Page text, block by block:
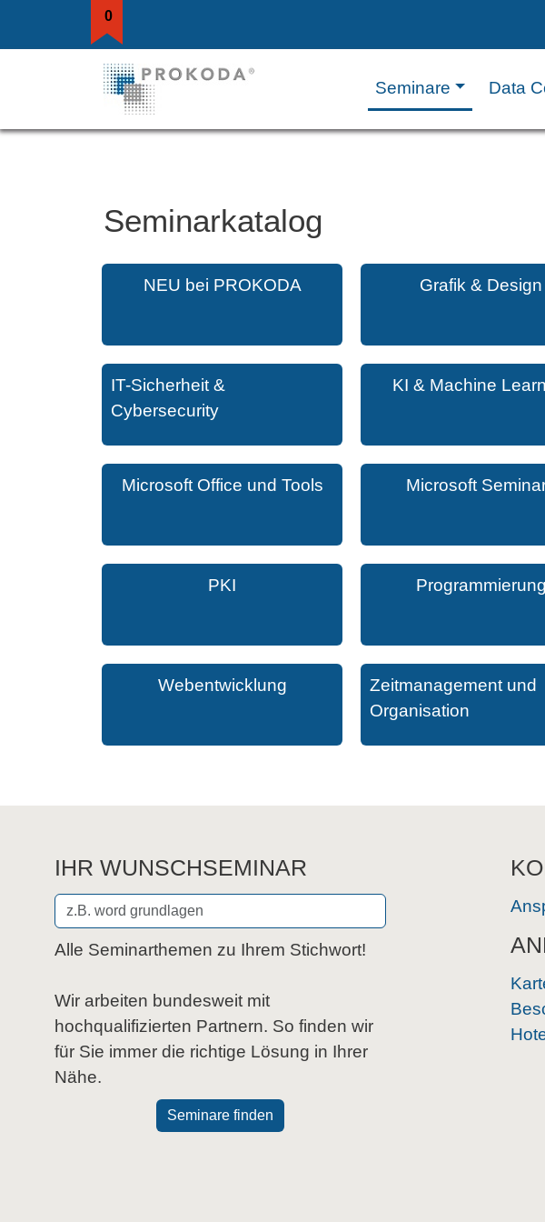
0
Seminare Data
Seminarkatalog
NEU bei PROKODA Grafik & Design
IT-Sicherheit &
Cybersecurity
KI & Machine
Microsoft Office und Tools Microsoft
PKI Programmierung
Webentwicklung
Zeitmanagement und
Organisation
IHR WUNSCHSEMINAR
Alle Seminarthemen zu Ihrem Stichwort!
Wir arbeiten bundesweit mit
hochqualifizierten Partnern. So finden wir
für Sie immer die richtige Lösung in Ihrer
Nähe.
Seminare finden